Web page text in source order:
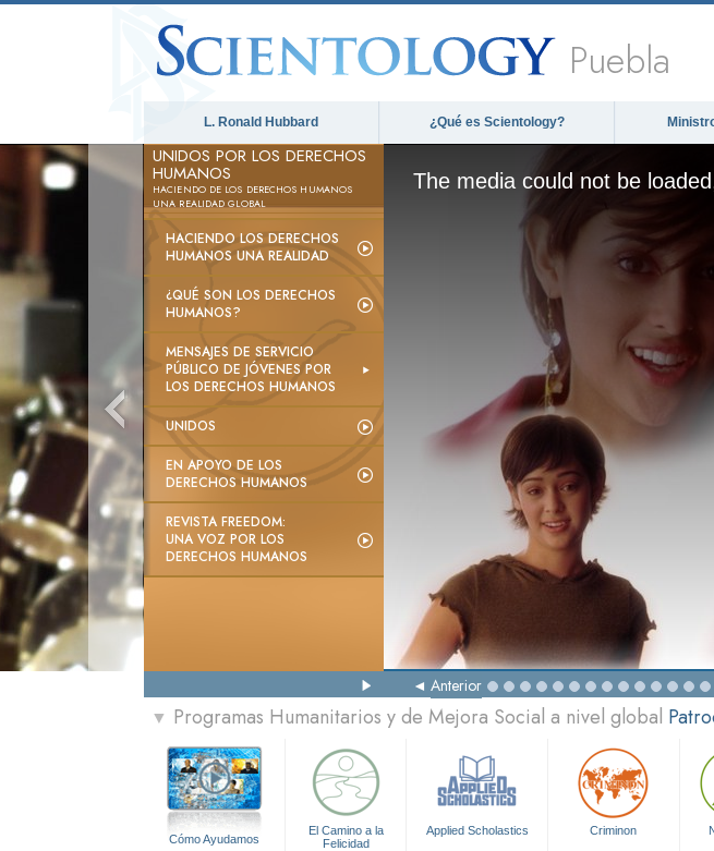
Puebla
L. Ronald Hubbard ¿Qué es Scientology?
UNIDOS POR LOS DERECHOS
HUMANOS
HACIENDO DE LOS DERECHOS HUMANOS
UNA REALIDAD GLOBAL
HACIENDO LOS DERECHOS
HUMANOS UNA REALIDAD
¿QUÉ SON LOS DERECHOS
HUMANOS?
MENSAJES DE SERVICIO
PÚBLICO DE JÓVENES POR
LOS DERECHOS HUMANOS
UNIDOS
EN APOYO DE LOS
DERECHOS HUMANOS
REVISTA FREEDOM:
UNA VOZ POR LOS
DERECHOS HUMANOS
The media could not be
Anterior
▼ Programas Humanitarios y de Mejora Social a nivel global
Cómo Ayudamos
El Camino a la
Felicidad
Applied Scholastics Criminon